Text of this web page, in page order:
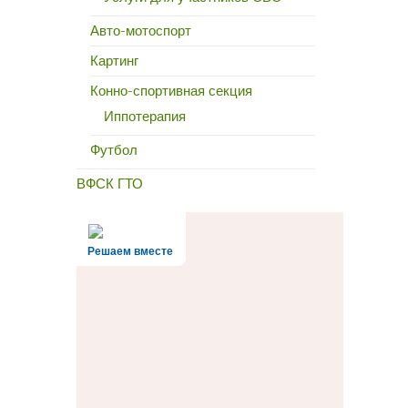
Авто-мотоспорт
Картинг
Конно-спортивная секция
Иппотерапия
Футбол
ВФСК ГТО
Решаем вместе